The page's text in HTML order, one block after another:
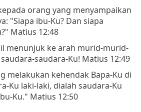
orang yang menyampaikan
"Siapa ibu-Ku? Dan siapa
Matius 12:48
menunjuk ke arah murid-murid-
saudara-Ku! Matius 12:49
melakukan kehendak Bapa-Ku di
Ku laki-laki, dialah saudara-Ku
Ku." Matius 12:50